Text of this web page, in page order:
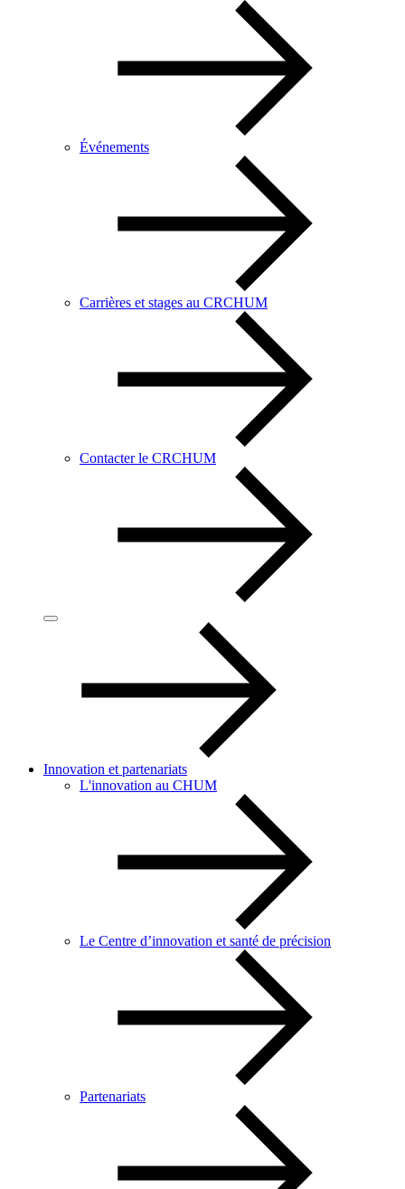
Événements
Carrières et stages au CRCHUM
Contacter le CRCHUM
Innovation et partenariats
L'innovation au CHUM
Le Centre d’innovation et santé de précision
Partenariats